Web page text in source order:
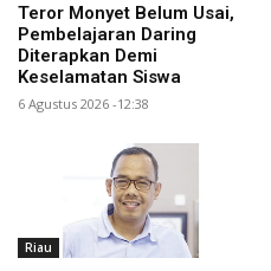
Teror Monyet Belum Usai,
Pembelajaran Daring
Diterapkan Demi
Keselamatan Siswa
6 Agustus 2026 -12:38
Riau